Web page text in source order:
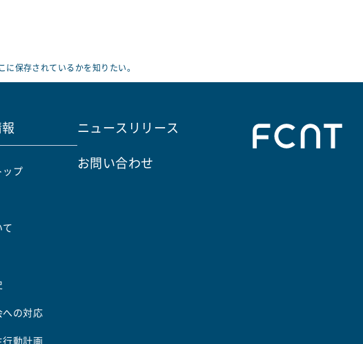
に保存されているかを知りたい。
ップ
の対応
動計画
ニュースリリース
お問い合わせ